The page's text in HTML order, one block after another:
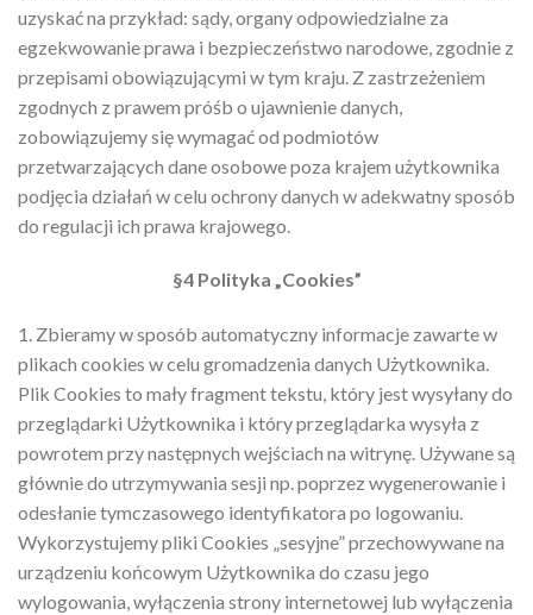
uzyskać na przykład: sądy, organy odpowiedzialne za
egzekwowanie prawa i bezpieczeństwo narodowe, zgodnie z
przepisami obowiązującymi w tym kraju. Z zastrzeżeniem
zgodnych z prawem próśb o ujawnienie danych,
zobowiązujemy się wymagać od podmiotów
przetwarzających dane osobowe poza krajem użytkownika
podjęcia działań w celu ochrony danych w adekwatny sposób
do regulacji ich prawa krajowego.
§4 Polityka „Cookies”
1. Zbieramy w sposób automatyczny informacje zawarte w
plikach cookies w celu gromadzenia danych Użytkownika.
Plik Cookies to mały fragment tekstu, który jest wysyłany do
przeglądarki Użytkownika i który przeglądarka wysyła z
powrotem przy następnych wejściach na witrynę. Używane są
głównie do utrzymywania sesji np. poprzez wygenerowanie i
odesłanie tymczasowego identyfikatora po logowaniu.
Wykorzystujemy pliki Cookies „sesyjne” przechowywane na
urządzeniu końcowym Użytkownika do czasu jego
wylogowania, wyłączenia strony internetowej lub wyłączenia